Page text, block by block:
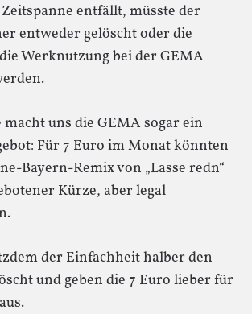
entfällt, müsste der
entweder gelöscht oder die
Werknutzung bei der GEMA
uns die GEMA sogar ein
Für 7 Euro im Monat könnten
Bayern-Remix von „Lasse redn“
Kürze, aber legal
der Einfachheit halber den
und geben die 7 Euro lieber für